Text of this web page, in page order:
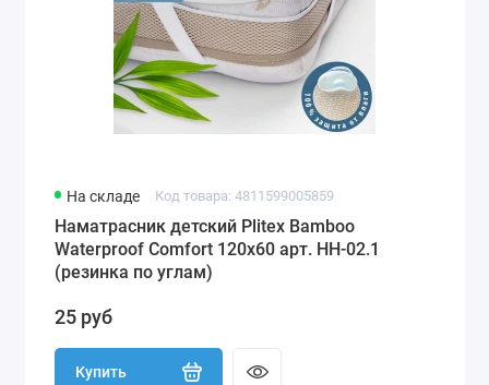
На складе Код товара: 4811599005859
Наматрасник детский Plitex Bamboo
Waterproof Comfort 120х60 арт. НН-02.1
(резинка по углам)
25 руб
Купить